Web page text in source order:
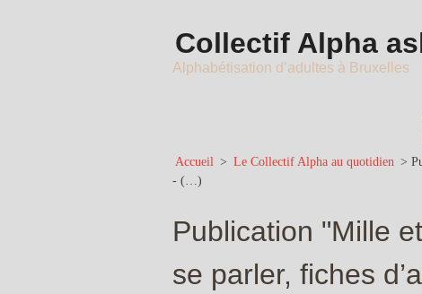
Collectif Alpha
Alphabétisation d’adultes à Bruxelles
Accueil > Le Collectif Alpha au quotidien >
- (…)
Publication "Mille
se parler, fiches